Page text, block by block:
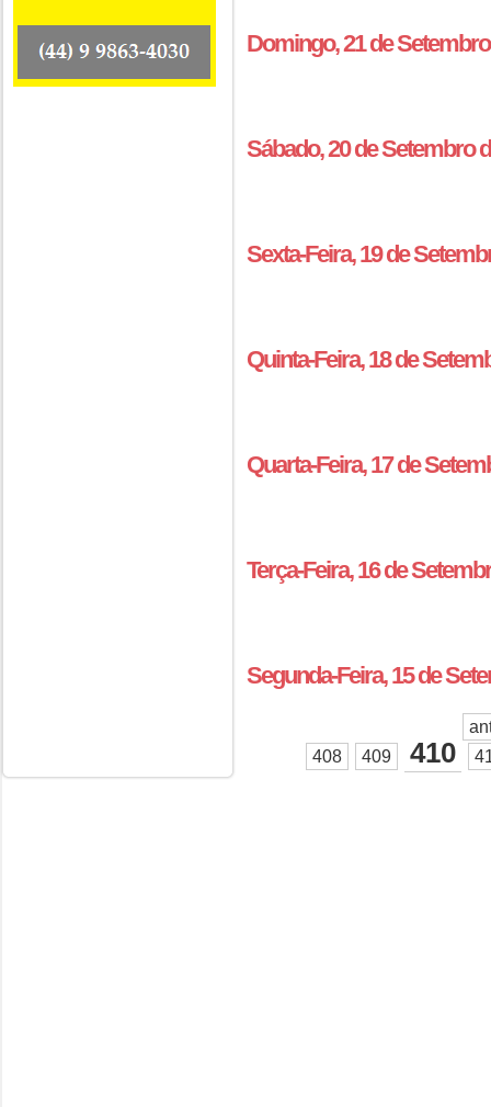
Domingo, 21 de
Sábado, 20 de Setembro
Sexta-Feira, 19 de
Quinta-Feira, 18 de
Quarta-Feira, 17 de
Terça-Feira, 16 de
Segunda-Feira, 15 de
408
409 410